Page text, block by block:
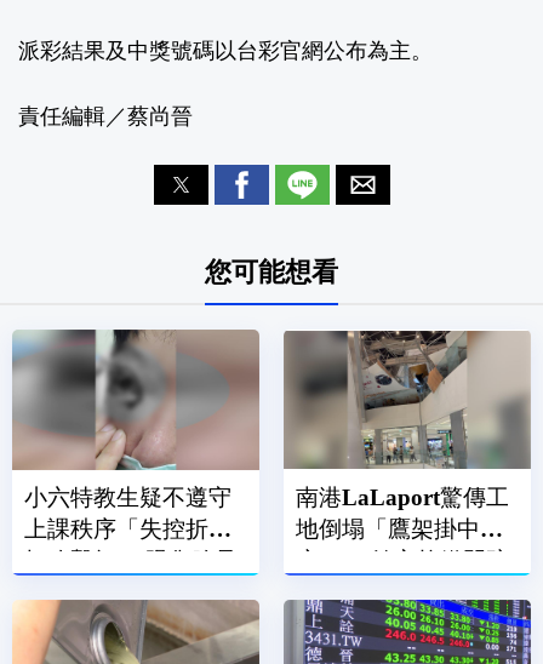
派彩結果及中獎號碼以台彩官網公布為主。
責任編輯／蔡尚晉
您可能想看
小六特教生疑不遵守
上課秩序「失控折掃
把攻擊師」 眼傷臉骨
南港LaLaport驚傳工
地倒塌「鷹架掛中
庭」！ 館方拉鐵門疏